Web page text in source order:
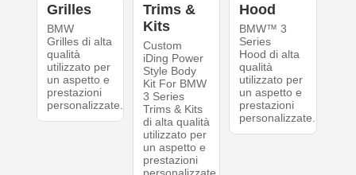
Grilles
BMW
Grilles di alta
qualità
utilizzato per
un aspetto e
prestazioni
personalizzate.
Trims &
Kits
Custom
iDing Power
Style Body
Kit For BMW
3 Series
Trims & Kits
di alta qualità
utilizzato per
un aspetto e
prestazioni
personalizzate.
Hood
BMW™ 3
Series
Hood di alta
qualità
utilizzato per
un aspetto e
prestazioni
personalizzate.